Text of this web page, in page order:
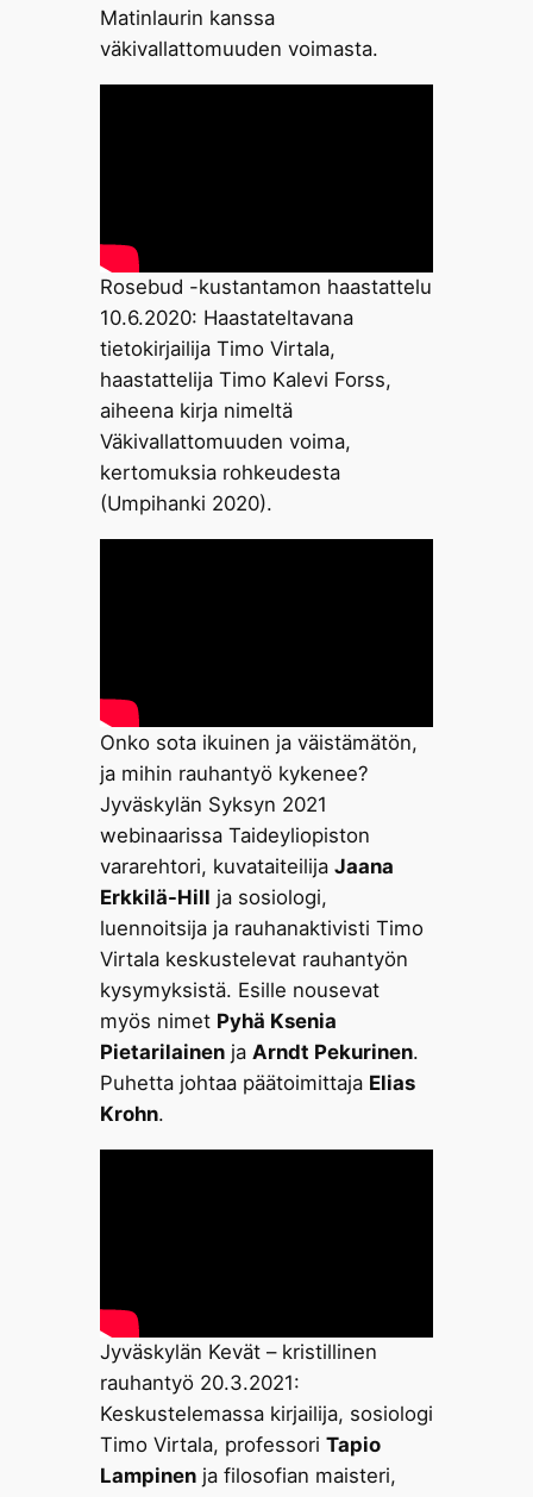
Matinlaurin kanssa
väkivallattomuuden voimasta.
Rosebud -kustantamon haastattelu
10.6.2020: Haastateltavana
tietokirjailija Timo Virtala,
haastattelija Timo Kalevi Forss,
aiheena kirja nimeltä
Väkivallattomuuden voima,
kertomuksia rohkeudesta
(Umpihanki 2020).
Onko sota ikuinen ja väistämätön,
ja mihin rauhantyö kykenee?
Jyväskylän Syksyn 2021
webinaarissa Taideyliopiston
vararehtori, kuvataiteilija Jaana
Erkkilä-Hill ja sosiologi,
luennoitsija ja rauhanaktivisti Timo
Virtala keskustelevat rauhantyön
kysymyksistä. Esille nousevat
myös nimet Pyhä Ksenia
Pietarilainenja Arndt Pekurinen.
Puhetta johtaa päätoimittaja Elias
Krohn.
Jyväskylän Kevät – kristillinen
rauhantyö 20.3.2021:
Keskustelemassa kirjailija, sosiologi
Timo Virtala, professori Tapio
Lampinenja filosofian maisteri,